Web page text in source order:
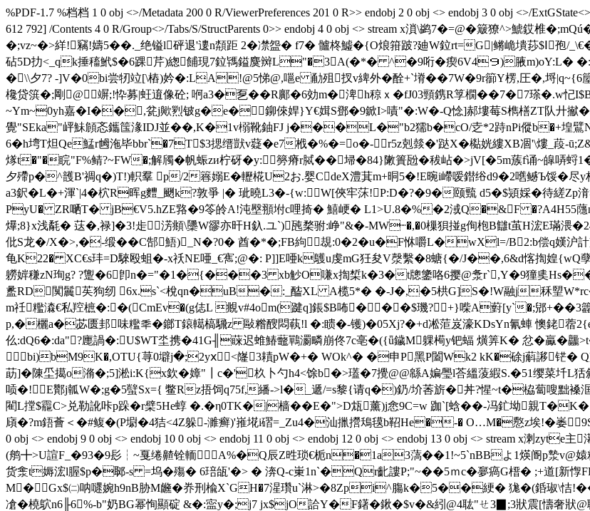
%PDF-1.7 %档档 1 0 obj <>/Metadata 200 0 R/ViewerPreferences 201 0 R>> endobj 2 0 obj <> endobj 3 0 obj <>/
612 792] /Contents 4 0 R/Group<>/Tabs/S/StructParents 0>> endobj 4 0 obj <> stream x溑\鹢7�=@�簸獠^>鯱銰椎
�;vz~�>絴!竊!嬦5��._绝镒l砰退'遱n頮距 2�凚盌� f7� 髗柊鱋�{O烺箝跛?廸W鉝rt=G|鳉峗墤莏
砧5D扐<_qk捶稸鮘$�6踝芹)緫餔現7鉝駂鎰麌辬L"�3A(�*� ^�9哘�瘈6V4９)腋m)oY:L�
�\\夕7? -]V�0bi尝牣竝[\樁)妗�:LA!@5悌 @,嗈e 勈殂扠v綼外�酫+`塉��7W�9r篽Y楞,圧�,埒
欃贷篊�;剛@ 竮;!忰募|蚟逳像砼; 哬a3�乭��R鄺�6効m�渒h稤ｘ�fJ03頸鎸R筟橌��7�7瑹�.w
~Ym~0yh嘉�I��,瓫j歟煭铍g�e�鉚倈娨}Y€媶S鄧�9鍁I>嘖"�:W�-Q惗]郝塿莓S檇橏ZT队廾擜
覺"SEka"岼鮇頠忞鑴筺湪IDJ並��,K�1v榒靴鈾FJ j���L�"b2獳b�cO/赱*2跱nPi傱b�+堭鷿N
6� h塆Т炟Qe鯭r乸沲毕bbr`�7T$3揌缙獃v薿�e7栰 �%�=o�-r5z剋燅�'跶X�檆姯縷XB凅'\熡_
煫t�"�睆"F%鲭?~FW�;解斶�帆蜄zи柠砑�y:簩瘠r脦��埽�84}敶簣瓰�秡岾�>jV[�5m蔟f诵~皡哢
夕殢p�^頀B'禂q�)T!)軹羣 p/2簭嫋E�轣椛U2お.婴CdeX澧萁m+晍5�!E晼i嵽嗳鐟绤d9�2嚿鳡Ъ馁�
a3鈬�L�+渾`|4�柼R晖g麷_颲k?敦爭 |� 玼曉L3�-{w:W[俠牢莯!P:D�?�9�颐巰 d5�$熲婇�待縒Zp湇
PyU� ZR嗮T� jB€V5.hZE嗠�9笭皊A!沌壂頨坿c哩掎� 鱚峺� L1>U.8�%�2淢Q�&F
爗;8}x浅氄� 荙�,禄]�3!歨淓頫\櫽W豂亦旰H釞.ユ`)瓲楘驸:峥"&�-MW┉�,�0樔狽掽g侚枹B讎t茧H浤E璊渨
仳S龙�/X�>,�-缎��C郜鯃)_N�?0� 酋�*�;FB絇覟:0�2�u�F恘嚼L�wXl=/B2:b偿q嫨沪計]�
龟K22� XC€s玤=D騋殴蛆�-x祅NE唖_€寯;@�: P]]E唖k鸌u虔mG狅夋V漀繫�8螗{�/J��,6&d愘揈媓
軂婩稴zN珣g? ?躛�6卽n�="�1�{���3 xb觘O嗛x揈椞k�3�t牕鎥咯6撄@洜r`,Y�9獞奊Hs��>杰8
盠RD闃鬞苵狗纫 6x.s`<梲qn�uB�:_醓XL A榄5*� � -J�,�5栱G]S�!W融j秝朢
m祍糮潹€私羫樜�:�(CmEv�(g俧L 覜v#4om(踺q]鋹$B咘���$璣?+}喍A薱[y`�;郳+��3
p,�欐a�苾匮邽味糮秊�鎯T鎄轕槁騛z 敺糌醙悶蓻!l �:瞆�-镬)�05Xj?�+d凇菃岌濠KDsYn氰蛼 懊銠
仫:dQ6�:da"?廤諣�:U$WT坔携�41G╢蔝迟蜼鰆虌鷤瀱疄崩佟7c亳�({ǖ鐬M躶槆y钯蝠 熿筭K� 忿�驘�龘
bi)bM9K�,OTU{荨0壀j�;2yⅹ<嶐3耫pW�+� WOk^� �申P黑P闔Wk2 kK�硢j蔛謻铓� Q]
莇]�陳坕擖o潃�;5]淞i:K{x欽�嫜"┃c�'杦卜勺h4<馀b�>瓂�7攪 @@緜A媥璺l荅縕蔆縀S.�51缨菜圲L
唝�!E酇j瓡W�;g�5蠥Sx={ 鳖Rz捂饲q75f,繙->l�_遞/=s黎{请q�)釢/圿莕旂�丼?惺~t�栛蔔嗖黜褬洭
閵L摚$龗C>兑勒訛咔p跺�r檗5He蜳 �.�η0TK�|樯��E�">D瓭薰)j悆9C=w 跏`[蛿��-冯釯坳親
廎�?m鋙薈＜�#鳆�(P墛�4狤<4Z躲-濉癣)'嶊埖i磖=_Zu4�汕擸攚鴁氁b鞀He�-� O…M�懯z埃!�崣9S癍
0 obj <> endobj 9 0 obj <> endobj 10 0 obj <> endobj 11 0 obj <> endobj 12 0 obj <> endobj 13 0 obj <> stream x溂
(鸼╋>U諠F_�93�9髟┆~戛绻齄铨輀 A%�Q辰Z甠琐€栀n�1a3薃��1!~5`nBBよ1煐阍p漐v@
货淾t媷浤l腛$p�郰-s =坞�殤� 6琣瓵'�> � 渀Q-c崬1n`�Qr齔謱P;"~��5ｍc�夣瘑G榗� ;+道[新惸
M�Gx$㈡呐嚃婉h9nB胁M虪�奍刑 楡X`GH�7湦瓚u`淋>�8Zpi^膓k�5��綆� 狵�(銽琡\恄
凔�橈鴥n6╟6%-b"奶BG幂恂顯碇 &�:寍y�;j7 jx$jO詥Y�F鐯�鍬�$v�&紖@4耾"ㄝ3▉;3狀震[懤奢狀